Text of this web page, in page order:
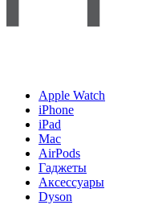
Apple Watch
iPhone
iPad
Mac
AirPods
Гаджеты
Аксессуары
Dyson